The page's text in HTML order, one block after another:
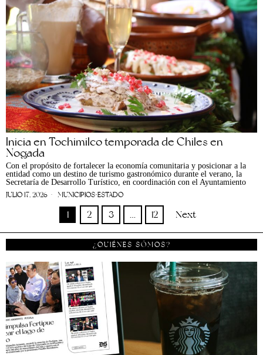
Inicia en Tochimilco temporada de Chiles en
Nogada
Con el propósito de fortalecer la economía comunitaria y posicionar a la
entidad como un destino de turismo gastronómico durante el verano, la
Secretaría de Desarrollo Turístico, en coordinación con el Ayuntamiento
JULIO 17, 2026 MUNICIPIOS·ESTADO
1 2 3 … 12 Next
¿QUIÉNES SÓMOS?